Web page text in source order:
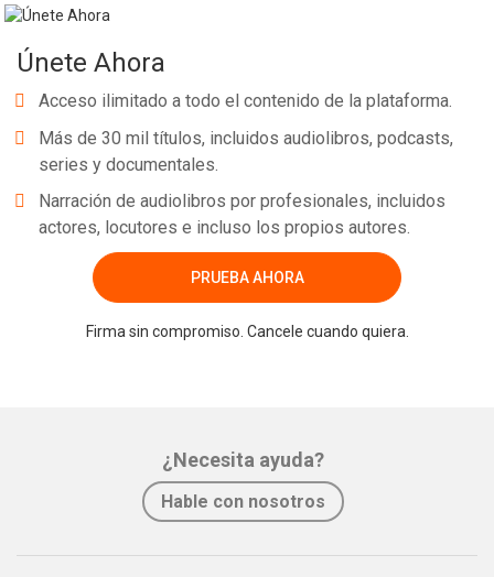
Únete Ahora
Acceso ilimitado a todo el contenido de la plataforma.
Más de 30 mil títulos, incluidos audiolibros, podcasts,
series y documentales.
Narración de audiolibros por profesionales, incluidos
actores, locutores e incluso los propios autores.
PRUEBA AHORA
Firma sin compromiso. Cancele cuando quiera.
¿Necesita ayuda?
Hable con nosotros